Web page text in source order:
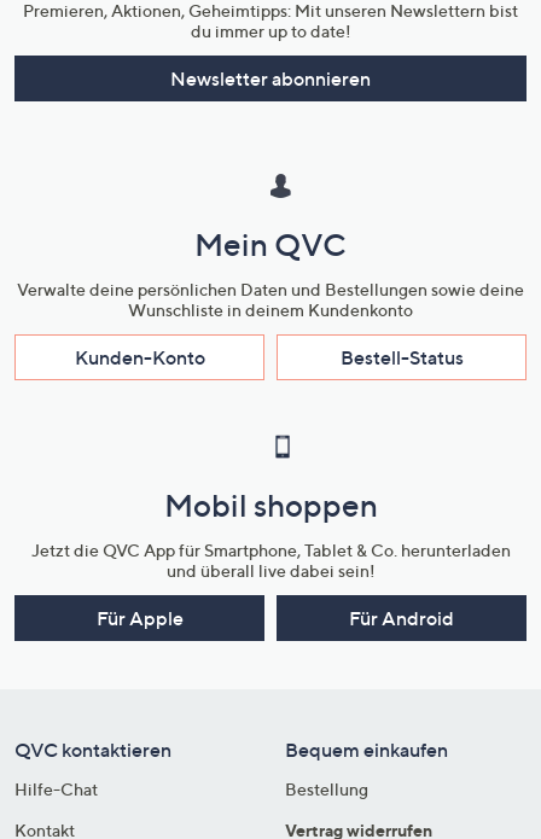
Premieren, Aktionen, Geheimtipps: Mit unseren Newslettern bist
du immer up to date!
Newsletter abonnieren
Mein QVC
Verwalte deine persönlichen Daten und Bestellungen sowie deine
Wunschliste in deinem Kundenkonto
Kunden-Konto Bestell-Status
Mobil shoppen
Jetzt die QVC App für Smartphone, Tablet & Co. herunterladen
und überall live dabei sein!
Für Apple Für Android
QVC kontaktieren
Hilfe-Chat
Kontakt
Bequem einkaufen
Bestellung
Vertrag widerrufen